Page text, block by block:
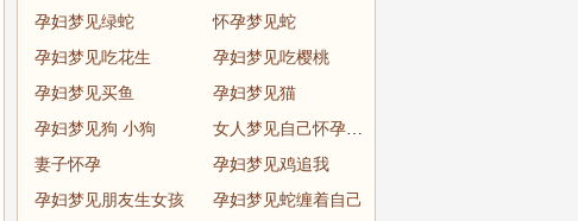
孕妇梦见绿蛇
怀孕梦见蛇
孕妇梦见吃花生
孕妇梦见吃樱桃
孕妇梦见买鱼
孕妇梦见猫
孕妇梦见狗 小狗
女人梦见自己怀孕见红
妻子怀孕
孕妇梦见鸡追我
孕妇梦见朋友生女孩
孕妇梦见蛇缠着自己